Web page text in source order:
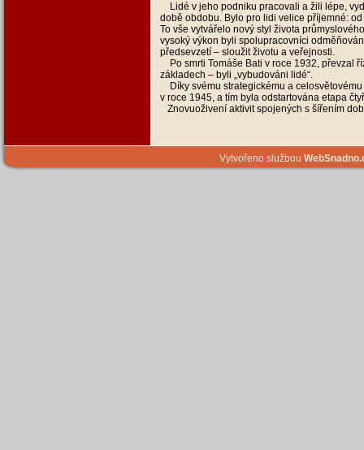
Lidé v jeho podniku pracovali a žili lépe,
době obdobu. Bylo pro lidi velice příjemné:
To vše vytvářelo nový styl života
vysoký výkon byli spolupracovníci
předsevzetí – sloužit životu a veřejnosti.
Po smrti Tomáše Bati v roce 1932, převzal
základech – byli „vybudováni lidé“.
Díky svému strategickému a
v roce 1945, a tím byla odstartována etapa
Znovuoživení aktivit spojených s šířením
Vytvořeno službou